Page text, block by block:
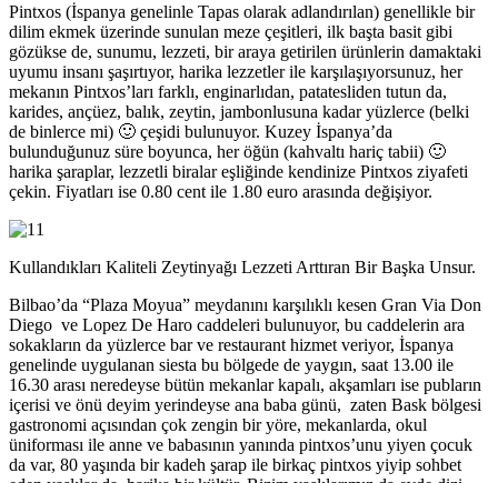
Pintxos (İspanya genelinle Tapas olarak adlandırılan) genellikle bir
dilim ekmek üzerinde sunulan meze çeşitleri, ilk başta basit gibi
gözükse de, sunumu, lezzeti, bir araya getirilen ürünlerin damaktaki
uyumu insanı şaşırtıyor, harika lezzetler ile karşılaşıyorsunuz, her
mekanın Pintxos’ları farklı, enginarlıdan, patatesliden tutun da,
karides, ançüez, balık, zeytin, jambonlusuna kadar yüzlerce (belki
de binlerce mi) 🙂 çeşidi bulunuyor. Kuzey İspanya’da
bulunduğunuz süre boyunca, her öğün (kahvaltı hariç tabii) 🙂
harika şaraplar, lezzetli biralar eşliğinde kendinize Pintxos ziyafeti
çekin. Fiyatları ise 0.80 cent ile 1.80 euro arasında değişiyor.
Kullandıkları Kaliteli Zeytinyağı Lezzeti Arttıran Bir Başka Unsur.
Bilbao’da “Plaza Moyua” meydanını karşılıklı kesen Gran Via Don
Diego ve Lopez De Haro caddeleri bulunuyor, bu caddelerin ara
sokakların da yüzlerce bar ve restaurant hizmet veriyor, İspanya
genelinde uygulanan siesta bu bölgede de yaygın, saat 13.00 ile
16.30 arası neredeyse bütün mekanlar kapalı, akşamları ise pubların
içerisi ve önü deyim yerindeyse ana baba günü, zaten Bask bölgesi
gastronomi açısından çok zengin bir yöre, mekanlarda, okul
üniforması ile anne ve babasının yanında pintxos’unu yiyen çocuk
da var, 80 yaşında bir kadeh şarap ile birkaç pintxos yiyip sohbet